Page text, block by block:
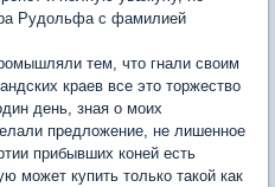
Рудольфа с фамилией
тем, что гнали своим
краев все это торжество
день, зная о моих
предложение, не лишенное
прибывших коней есть
может купить только такой как